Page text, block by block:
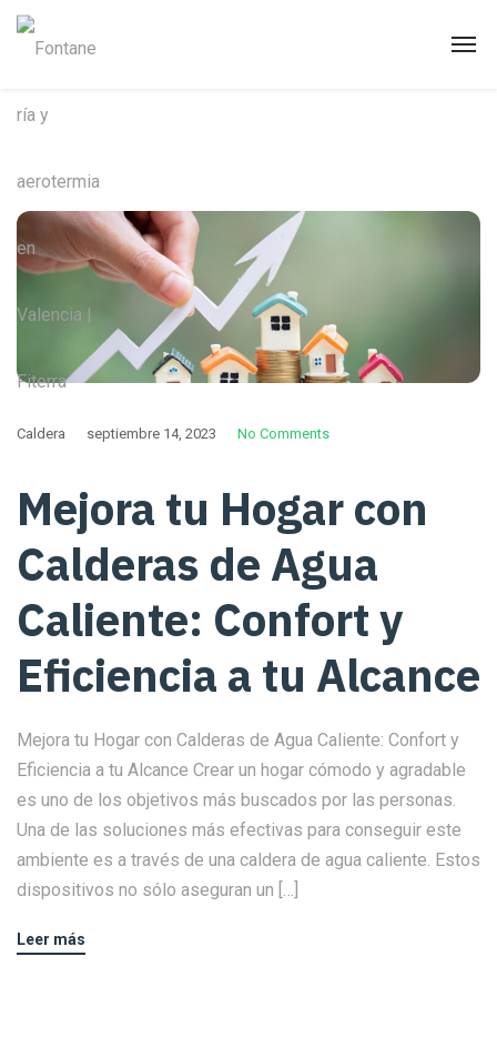
Caldera septiembre 14, 2023 No Comments
Mejora tu Hogar con
Calderas de Agua
Caliente: Confort y
Eficiencia a tu Alcance
Mejora tu Hogar con Calderas de Agua Caliente: Confort y
Eficiencia a tu Alcance Crear un hogar cómodo y agradable
es uno de los objetivos más buscados por las personas.
Una de las soluciones más efectivas para conseguir este
ambiente es a través de una caldera de agua caliente. Estos
dispositivos no sólo aseguran un […]
Leer más